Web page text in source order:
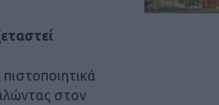
στον